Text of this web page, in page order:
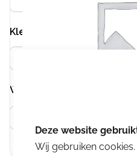
Kleur
Wijdtemaat
Wij gebruiken